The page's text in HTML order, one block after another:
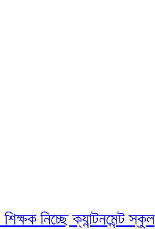
নিচ্ছে ক্যান্টনমেন্ট স্কুল